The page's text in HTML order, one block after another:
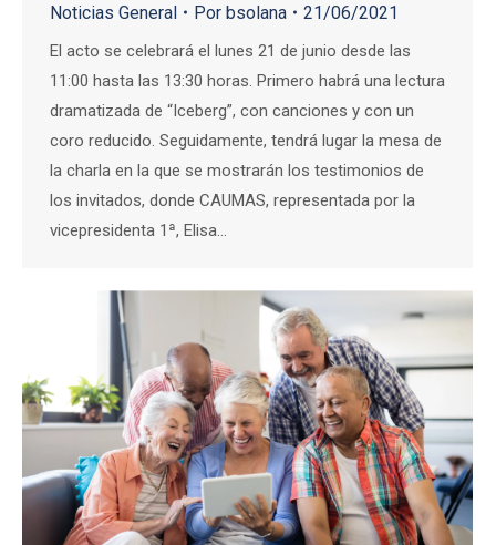
Noticias General Por bsolana 21/06/2021
El acto se celebrará el lunes 21 de junio desde las
11:00 hasta las 13:30 horas. Primero habrá una lectura
dramatizada de “Iceberg”, con canciones y con un
coro reducido. Seguidamente, tendrá lugar la mesa de
la charla en la que se mostrarán los testimonios de
los invitados, donde CAUMAS, representada por la
vicepresidenta 1ª, Elisa…